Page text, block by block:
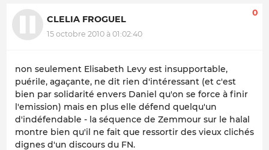
CLELIA FROGUEL
15 octobre 2010 à 01:02:40
0
non seulement Elisabeth Levy est insupportable,
puérile, agaçante, ne dit rien d'intéressant (et c'est
bien par solidarité envers Daniel qu'on se force à finir
l'emission) mais en plus elle défend quelqu'un
d'indéfendable - la séquence de Zemmour sur le halal
montre bien qu'il ne fait que ressortir des vieux clichés
dignes d'un discours du FN.